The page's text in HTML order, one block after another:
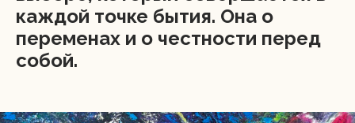
каждой точке бытия. Она о
переменах и о честности перед
собой.